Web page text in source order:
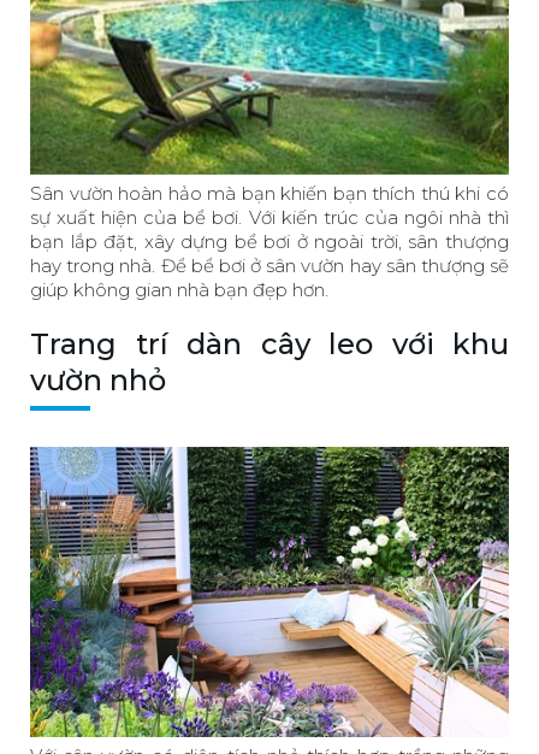
Sân vườn hoàn hảo mà bạn khiến bạn thích thú khi có
sự xuất hiện của bể bơi. Với kiến trúc của ngôi nhà thì
bạn lắp đặt, xây dựng bể bơi ở ngoài trời, sân thượng
hay trong nhà. Để bể bơi ở sân vườn hay sân thượng sẽ
giúp không gian nhà bạn đẹp hơn.
Trang trí dàn cây leo với khu
vườn nhỏ